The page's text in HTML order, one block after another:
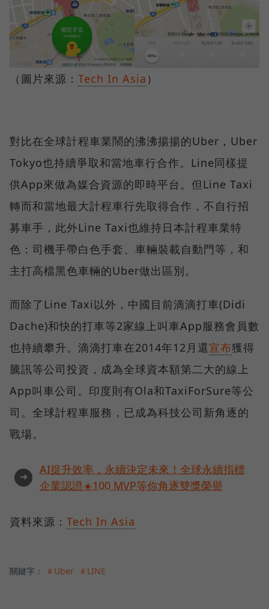
（圖片來源： Tech In Asia ）
對比在全球計程車業鬧的沸沸揚揚的Uber，Uber
Tokyo也持續爭取和當地車行合作。Line同樣提
供App來做為媒合資源的即時平台。但Line Taxi
轉而和當地最大計程車行先取得合作，不自行招
募車手，此外Line Taxi也維持日本計程車業特
色：司機手帶白色手套、車輛裝載自動門等，和
主打高檔黑色車輛的Uber做出區別。
而除了Line Taxi以外，中國目前滴滴打車(Didi
Dache)和快的打車等2家線上叫車App服務會員數
也持續攀升。滴滴打車在2014年12月還宣布獲得
騰訊等公司投資，成為全球資本額第二大的線上
App叫車公司。印度則有Ola和TaxiForSure等公
司。全球計程車服務，已成為科技公司新角逐的
戰場。
➜
AI提升效率，永續決定未來！全球永續指標
企業認證☀️100 MVP等你角逐雙獎榮譽
資料來源： Tech In Asia
關鍵字： ＃Uber ＃LINE